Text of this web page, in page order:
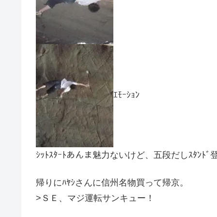
ｴﾓｰｼｮﾝ
ｼｯﾄｽﾀｰﾄあんま魅力ないけど、五段だしｽﾀﾝﾄﾞ
帰りにﾊﾔｼさんに信州名物買って帰京。
>ＳＥ、マジ運転サンキュー！